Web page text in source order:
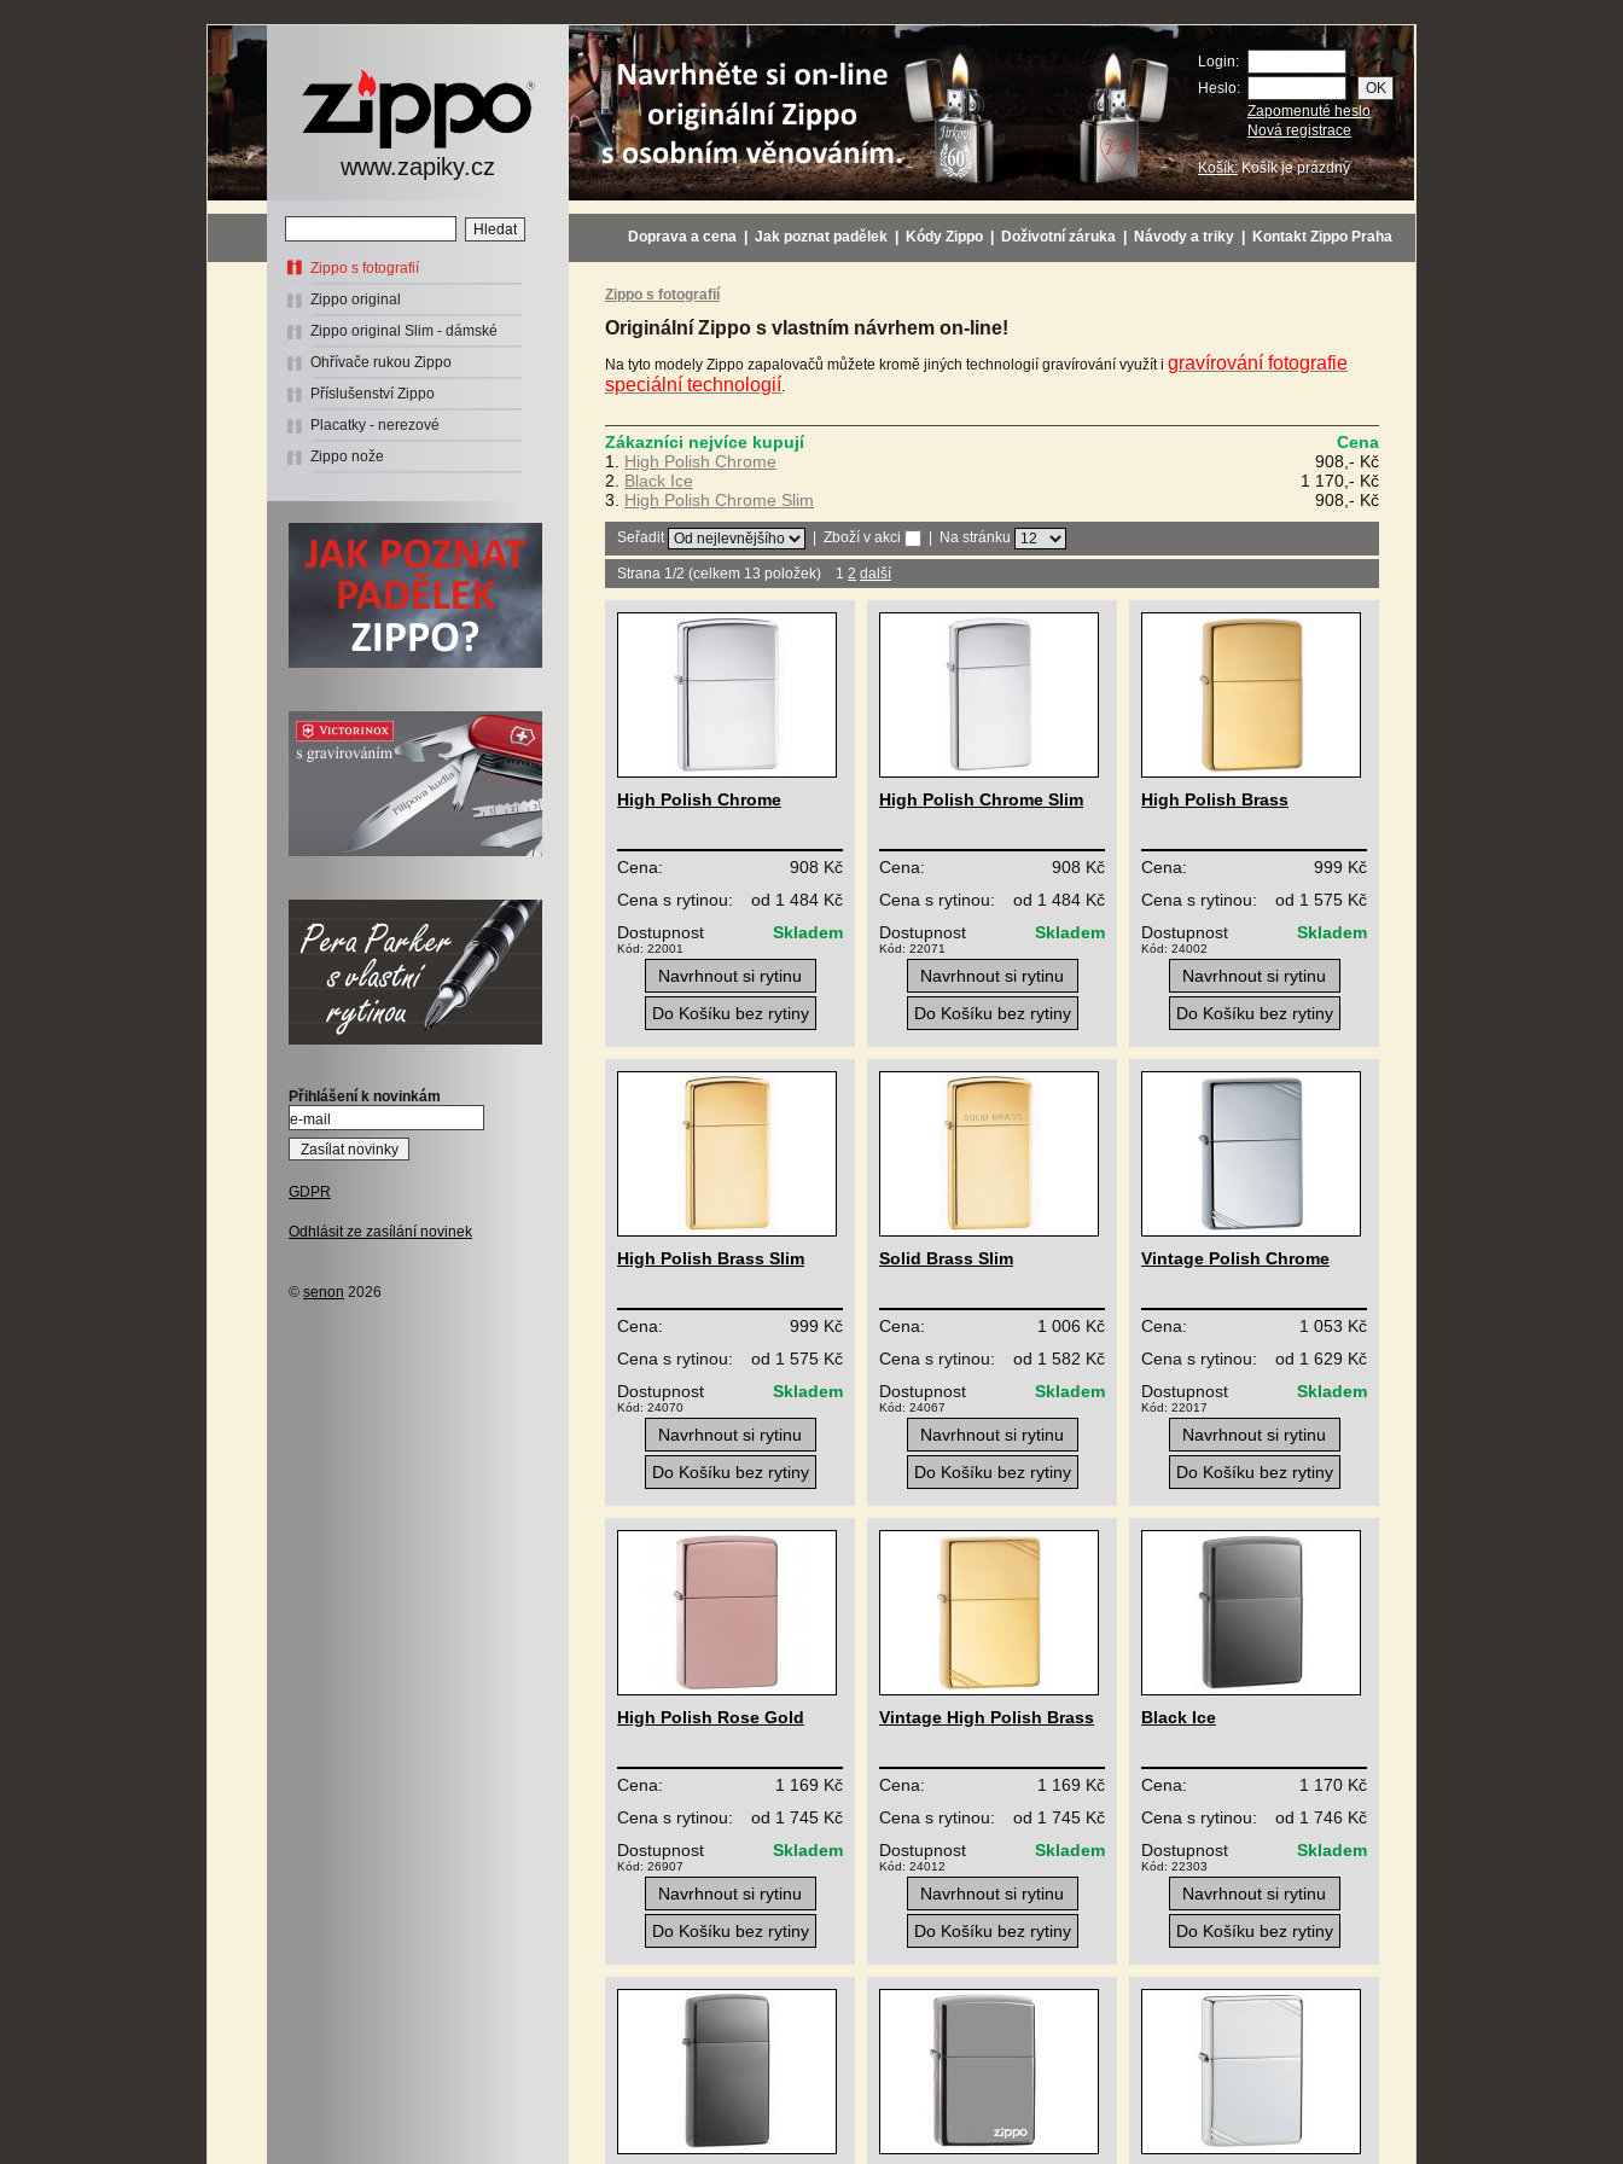
www.zapiky.cz
Login:
Heslo:
Zapomenuté heslo
Nová registrace
Košík:Košík je prázdný
Zippo s fotografií
Zippo original
Zippo original Slim - dámské
Ohřívače rukou Zippo
Příslušenství Zippo
Placatky - nerezové
Zippo nože
Přihlášení k novinkám
GDPR
Odhlásit ze zasílání novinek
© senon 2026
Doprava a cena Jak poznat padělek Kódy Zippo Doživotní záruka Návody a triky Kontakt Zippo Praha
Zippo s fotografií
Originální Zippo s vlastním návrhem on-line!
Na tyto modely Zippo zapalovačů můžete kromě jiných technologií gravírování využít i gravírování fotografie
speciální technologií
Zákazníci nejvíce kupují
Cena
1. High Polish Chrome
908,- Kč
2. Black Ice
1 170,- Kč
3. High Polish Chrome Slim 908,- Kč
Seřadit | Zboží v akci | Na stránku
Strana 1/2 (celkem 13 položek) 1 2 další
High Polish Chrome
Cena:
908 Kč
Cena s rytinou:
od 1 484 Kč
Dostupnost
Skladem
Kód: 22001
Navrhnout si rytinu
Do Košíku bez rytiny
High Polish Chrome Slim
Cena:
908 Kč
Cena s rytinou:
od 1 484 Kč
Dostupnost
Skladem
Kód: 22071
Navrhnout si rytinu
Do Košíku bez rytiny
High Polish Brass
Cena:
999 Kč
Cena s rytinou:
od 1 575 Kč
Dostupnost
Skladem
Kód: 24002
Navrhnout si rytinu
Do Košíku bez rytiny
High Polish Brass Slim
Cena:
999 Kč
Cena s rytinou:
od 1 575 Kč
Dostupnost
Skladem
Kód: 24070
Navrhnout si rytinu
Do Košíku bez rytiny
Solid Brass Slim
Cena:
1 006 Kč
Cena s rytinou:
od 1 582 Kč
Dostupnost
Skladem
Kód: 24067
Navrhnout si rytinu
Do Košíku bez rytiny
Vintage Polish Chrome
Cena:
1 053 Kč
Cena s rytinou:
od 1 629 Kč
Dostupnost
Skladem
Kód: 22017
Navrhnout si rytinu
Do Košíku bez rytiny
High Polish Rose Gold
Cena:
1 169 Kč
Cena s rytinou:
od 1 745 Kč
Dostupnost
Skladem
Kód: 26907
Navrhnout si rytinu
Do Košíku bez rytiny
Vintage High Polish Brass
Cena:
1 169 Kč
Cena s rytinou:
od 1 745 Kč
Dostupnost
Skladem
Kód: 24012
Navrhnout si rytinu
Do Košíku bez rytiny
Black Ice
Cena:
1 170 Kč
Cena s rytinou:
od 1 746 Kč
Dostupnost
Skladem
Kód: 22303
Navrhnout si rytinu
Do Košíku bez rytiny